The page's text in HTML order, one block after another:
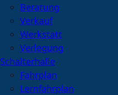
Beratung
Verkauf
Werkstatt
Verlegung
Schalterhalle
Fahrplan
Lernfahrplan